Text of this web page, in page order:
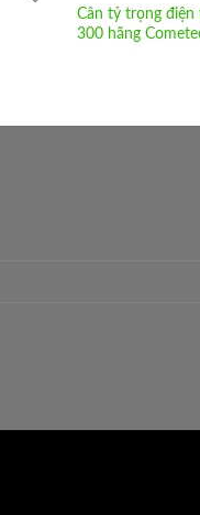
Cân tỷ trọng điện
300 hãng